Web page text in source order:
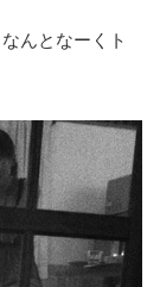
んとなーくト